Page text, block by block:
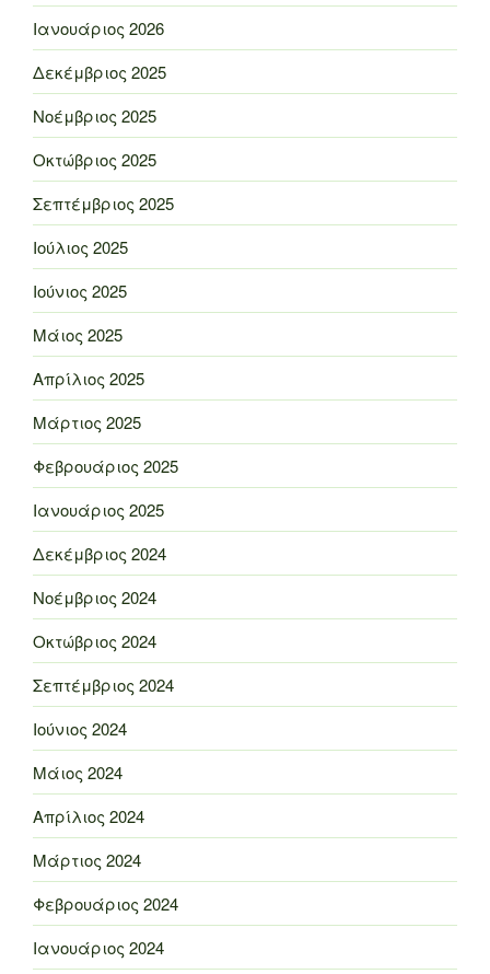
Ιανουάριος 2026
Δεκέμβριος 2025
Νοέμβριος 2025
Οκτώβριος 2025
Σεπτέμβριος 2025
Ιούλιος 2025
Ιούνιος 2025
Μάιος 2025
Απρίλιος 2025
Μάρτιος 2025
Φεβρουάριος 2025
Ιανουάριος 2025
Δεκέμβριος 2024
Νοέμβριος 2024
Οκτώβριος 2024
Σεπτέμβριος 2024
Ιούνιος 2024
Μάιος 2024
Απρίλιος 2024
Μάρτιος 2024
Φεβρουάριος 2024
Ιανουάριος 2024